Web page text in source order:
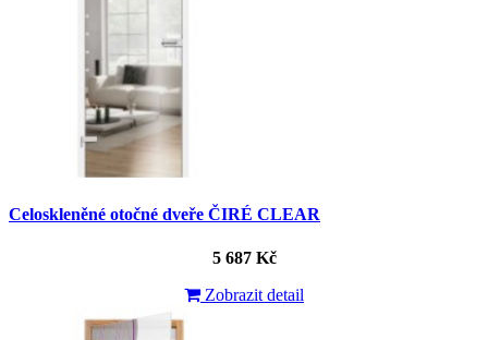
Celoskleněné otočné dveře ČIRÉ CLEAR
5 687 Kč
Zobrazit detail